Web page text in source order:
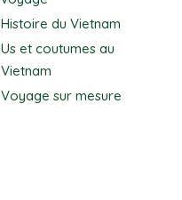
Histoire du Vietnam
Us et coutumes au
Vietnam
Voyage sur mesure